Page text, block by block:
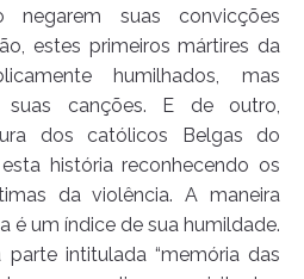
negarem suas convicções
estes primeiros mártires da
humilhados, mas
suas canções. E de outro,
dos católicos Belgas do
história reconhecendo os
da violência. A maneira
é um índice de sua humildade.
intitulada “memória das